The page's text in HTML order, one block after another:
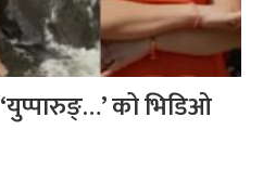
‘युप्पारुङ्…’ को भिडिओ